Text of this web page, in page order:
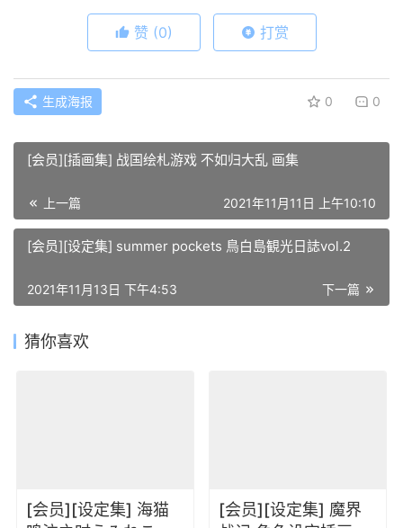
赞 (0) 打赏
生成海报 0 0
[会员][插画集] 战国绘札游戏 不如归大乱 画集
上一篇 2021年11月11日 上午10:10
[会员][设定集] summer pockets 鳥白島観光日誌vol.2
下一篇
2021年11月13日 下午4:53
猜你喜欢
[会员][设定集] 海猫
[会员][设定集] 魔界